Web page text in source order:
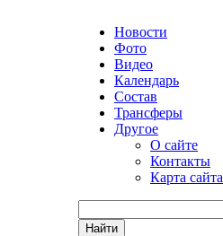
Новости
Фото
Видео
Календарь
Состав
Трансферы
Другое
О сайте
Контакты
Карта сайта
Найти